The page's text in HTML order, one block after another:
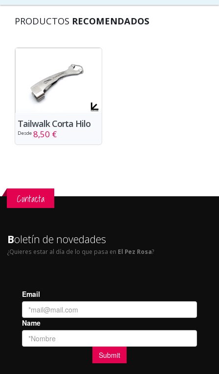
PRODUCTOS RECOMENDADOS
Tailwalk Corta Hilo
Desde 8,50 €
Contacta
Boletín de novedades
¿Quieres estar al día de lo que pasa en El Pez Rosa?